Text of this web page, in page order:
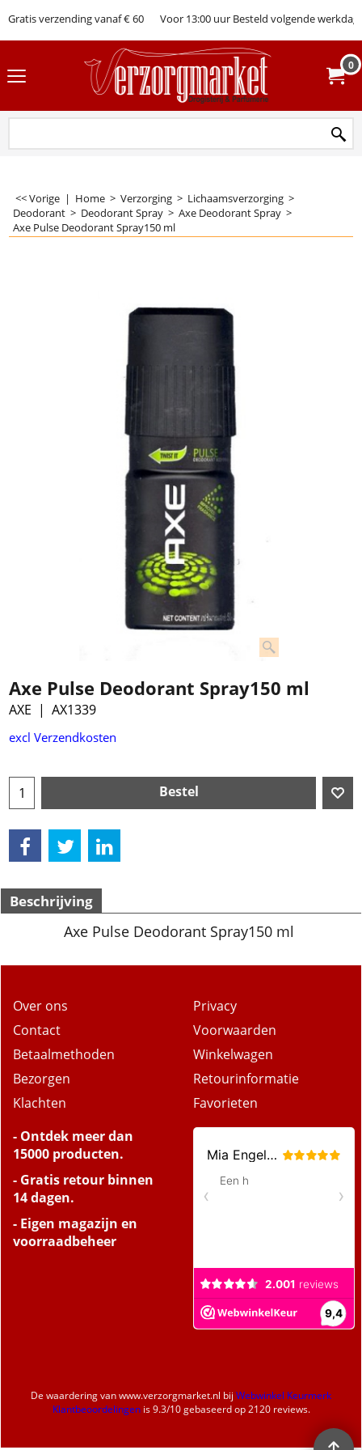
Gratis verzending vanaf € 60 Voor 13:00 uur Besteld volgende werkdag
0
<< Vorige | Home > Verzorging > Lichaamsverzorging >
Deodorant > Deodorant Spray > Axe Deodorant Spray >
Axe Pulse Deodorant Spray150 ml
Axe Pulse Deodorant Spray150 ml
AXE AX1339
excl Verzendkosten
Bestel
Beschrijving
Axe Pulse Deodorant Spray150 ml
Over ons
Contact
Betaalmethoden
Bezorgen
Klachten
Privacy
Voorwaarden
Winkelwagen
Retourinformatie
Favorieten
- Ontdek meer dan
15000 producten.
- Gratis retour binnen
14 dagen.
- Eigen magazijn en
voorraadbeheer
De waardering vanwww.verzorgmarket.nl bij Webwinkel Keurmerk
Klantbeoordelingenis9.3/10gebaseerd op 2120 reviews.